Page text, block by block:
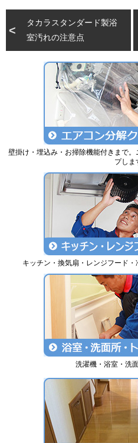
タカラスタンダード製浴
室汚れの注意点
壁掛け・埋込み・お掃除機能付きまで
プしま
キッチン・換気扇・レンジフード
洗濯機・浴室・洗